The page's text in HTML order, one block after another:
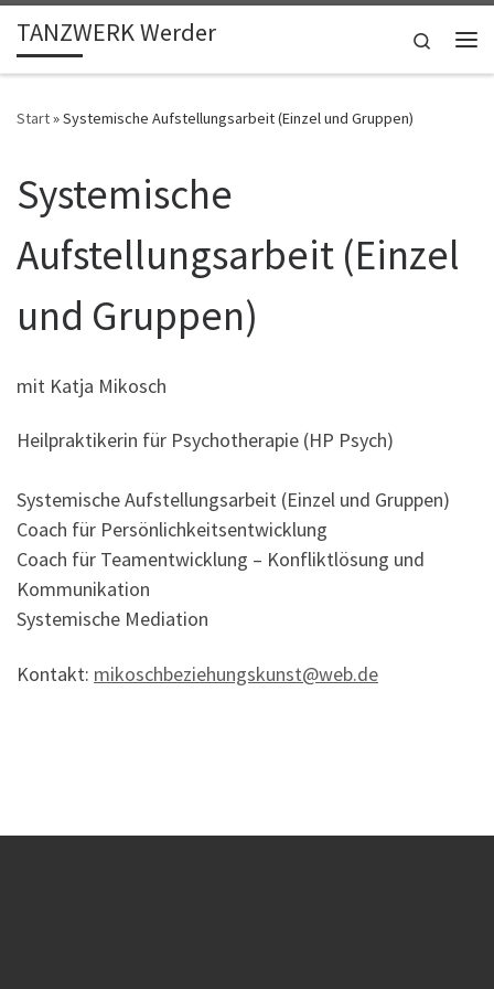
Zum Inhalt springen
TANZWERK Werder
Search
Start»Systemische Aufstellungsarbeit (Einzel und Gruppen)
Systemische
Aufstellungsarbeit (Einzel
und Gruppen)
mit Katja Mikosch
Heilpraktikerin für Psychotherapie (HP Psych)
Systemische Aufstellungsarbeit (Einzel und Gruppen)
Coach für Persönlichkeitsentwicklung
Coach für Teamentwicklung – Konfliktlösung und
Kommunikation
Systemische Mediation
Kontakt: mikoschbeziehungskunst@web.de